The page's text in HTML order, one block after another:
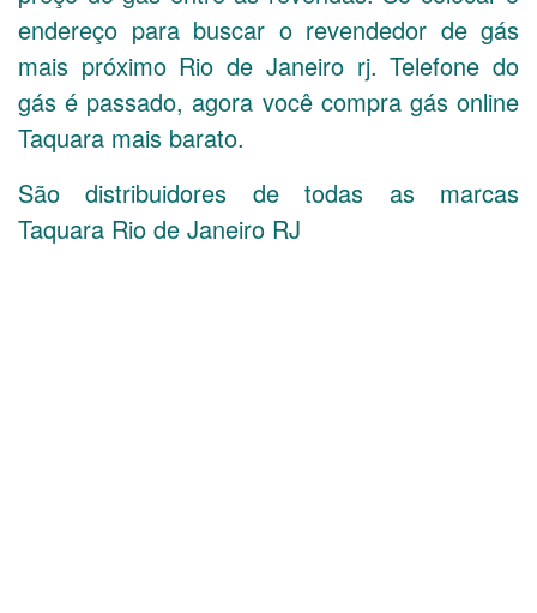
endereço para buscar o revendedor de gás
mais próximo Rio de Janeiro rj. Telefone do
gás é passado, agora você compra gás online
Taquara mais barato.
São distribuidores de todas as marcas
Taquara Rio de Janeiro RJ